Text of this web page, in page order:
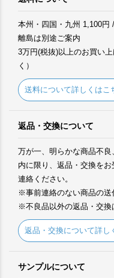
本州・四国・九州 1,100
離島は別途ご案内
3万円(税抜)以上のお買い
く）
送料について詳しくはこ
返品・交換について
万が一、明らかな商品不
内に限り、返品・交換を
連絡ください。
※事前連絡のない商品の送
※不良品以外の返品・交換
返品・交換について詳し
サンプルについて